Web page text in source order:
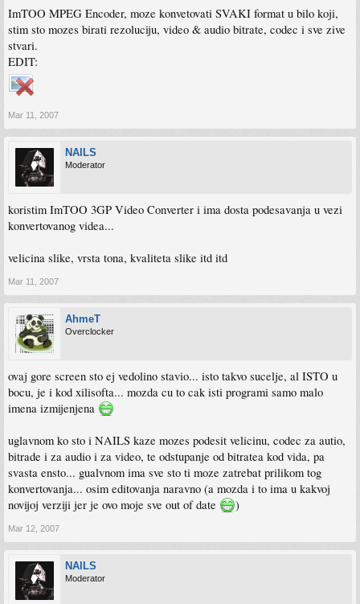
ImTOO MPEG Encoder, moze konvetovati SVAKI format u bilo koji,
stim sto mozes birati rezoluciju, video & audio bitrate, codec i sve zive
stvari.
EDIT:
Mar 11, 2007
NAILS
Moderator
koristim ImTOO 3GP Video Converter i ima dosta podesavanja u vezi
konvertovanog videa...
velicina slike, vrsta tona, kvaliteta slike itd itd
Mar 11, 2007
AhmeT
Overclocker
ovaj gore screen sto ej vedolino stavio... isto takvo sucelje, al ISTO u
bocu, je i kod xilisofta... mozda cu to cak isti programi samo malo
imena izmijenjena
uglavnom ko sto i NAILS kaze mozes podesit velicinu, codec za autio,
bitrade i za audio i za video, te odstupanje od bitratea kod vida, pa
svasta ensto... gualvnom ima sve sto ti moze zatrebat prilikom tog
konvertovanja... osim editovanja naravno (a mozda i to ima u kakvoj
novijoj verziji jer je ovo moje sve out of date
)
Mar 12, 2007
NAILS
Moderator